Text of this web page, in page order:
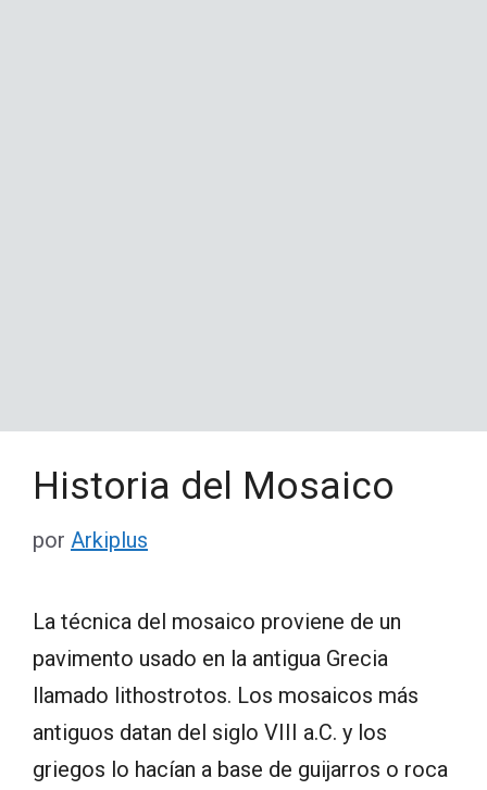
Historia del Mosaico
por Arkiplus
La técnica del mosaico proviene de un
pavimento usado en la antigua Grecia
llamado lithostrotos. Los mosaicos más
antiguos datan del siglo VIII a.C. y los
griegos lo hacían a base de guijarros o roca